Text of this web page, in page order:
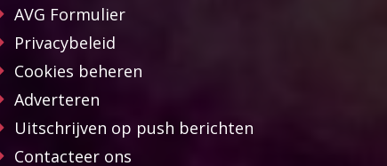
AVG Formulier
Privacybeleid
Cookies beheren
Adverteren
Uitschrijven op push berichten
Contacteer ons